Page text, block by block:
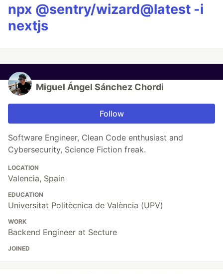
npx @sentry/wizard@latest -i
nextjs
Miguel Ángel Sánchez Chordi
Follow
Software Engineer, Clean Code enthusiast and
Cybersecurity, Science Fiction freak.
LOCATION
Valencia, Spain
EDUCATION
Universitat Politècnica de València (UPV)
WORK
Backend Engineer at Secture
JOINED